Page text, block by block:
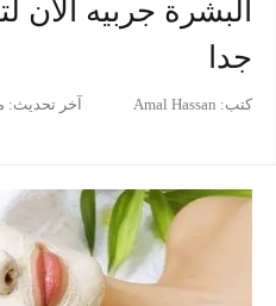
البشرة جربيه الان
جدا
كتب: Amal Hassan آخر تحديث: